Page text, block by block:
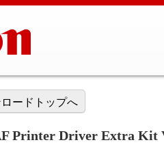
ードトップへ
Printer Driver Extra Kit